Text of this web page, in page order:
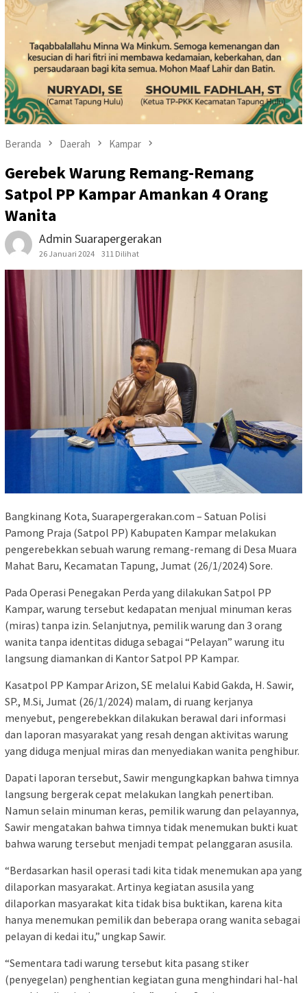
Beranda Daerah Kampar
Gerebek Warung Remang-Remang
Satpol PP Kampar Amankan 4 Orang
Wanita
Admin Suarapergerakan
26 Januari 2024 311 Dilihat
Bangkinang Kota, Suarapergerakan.com – Satuan Polisi
Pamong Praja (Satpol PP) Kabupaten Kampar melakukan
pengerebekkan sebuah warung remang-remang di Desa Muara
Mahat Baru, Kecamatan Tapung, Jumat (26/1/2024) Sore.
Pada Operasi Penegakan Perda yang dilakukan Satpol PP
Kampar, warung tersebut kedapatan menjual minuman keras
(miras) tanpa izin. Selanjutnya, pemilik warung dan 3 orang
wanita tanpa identitas diduga sebagai “Pelayan” warung itu
langsung diamankan di Kantor Satpol PP Kampar.
Kasatpol PP Kampar Arizon, SE melalui Kabid Gakda, H. Sawir,
SP., M.Si, Jumat (26/1/2024) malam, di ruang kerjanya
menyebut, pengerebekkan dilakukan berawal dari informasi
dan laporan masyarakat yang resah dengan aktivitas warung
yang diduga menjual miras dan menyediakan wanita penghibur.
Dapati laporan tersebut, Sawir mengungkapkan bahwa timnya
langsung bergerak cepat melakukan langkah penertiban.
Namun selain minuman keras, pemilik warung dan pelayannya,
Sawir mengatakan bahwa timnya tidak menemukan bukti kuat
bahwa warung tersebut menjadi tempat pelanggaran asusila.
“Berdasarkan hasil operasi tadi kita tidak menemukan apa yang
dilaporkan masyarakat. Artinya kegiatan asusila yang
dilaporkan masyarakat kita tidak bisa buktikan, karena kita
hanya menemukan pemilik dan beberapa orang wanita sebagai
pelayan di kedai itu,” ungkap Sawir.
“Sementara tadi warung tersebut kita pasang stiker
(penyegelan) penghentian kegiatan guna menghindari hal-hal